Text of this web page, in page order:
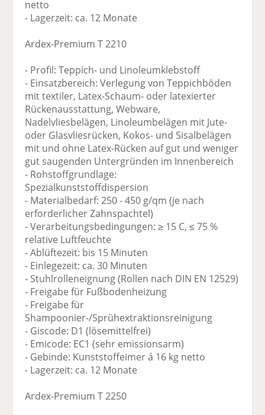
netto
- Lagerzeit: ca. 12 Monate
Ardex-Premium T 2210
- Profil: Teppich- und Linoleumklebstoff
- Einsatzbereich: Verlegung von Teppichböden
mit textiler, Latex-Schaum- oder latexierter
Rückenausstattung, Webware,
Nadelvliesbelägen, Linoleumbelägen mit Jute-
oder Glasvliesrücken, Kokos- und Sisalbelägen
mit und ohne Latex-Rücken auf gut und weniger
gut saugenden Untergründen im Innenbereich
- Rohstoffgrundlage:
Spezialkunststoffdispersion
- Materialbedarf: 250 - 450 g/qm (je nach
erforderlicher Zahnspachtel)
- Verarbeitungsbedingungen: ≥ 15 C, ≤ 75 %
relative Luftfeuchte
- Ablüftezeit: bis 15 Minuten
- Einlegezeit: ca. 30 Minuten
- Stuhlrolleneignung (Rollen nach DIN EN 12529)
- Freigabe für Fußbodenheizung
- Freigabe für
Shampoonier-/Sprühextraktionsreinigung
- Giscode: D1 (lösemittelfrei)
- Emicode: EC1 (sehr emissionsarm)
- Gebinde: Kunststoffeimer á 16 kg netto
- Lagerzeit: ca. 12 Monate
Ardex-Premium T 2250